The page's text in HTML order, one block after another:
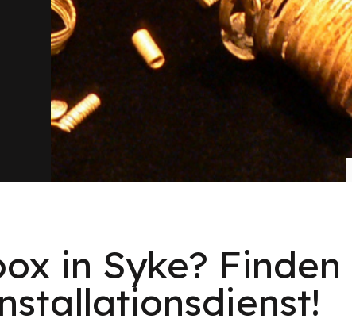
in Syke? Finden